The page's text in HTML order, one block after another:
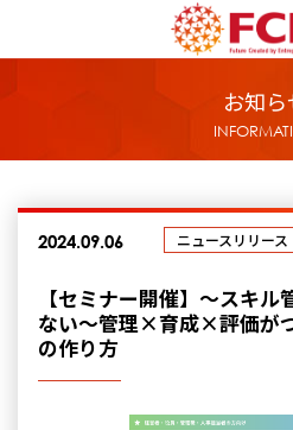
お知ら
2024.09.06 ニュースリリース
【セミナー開催】～スキ
ない～管理×育成×評価が
の作り方